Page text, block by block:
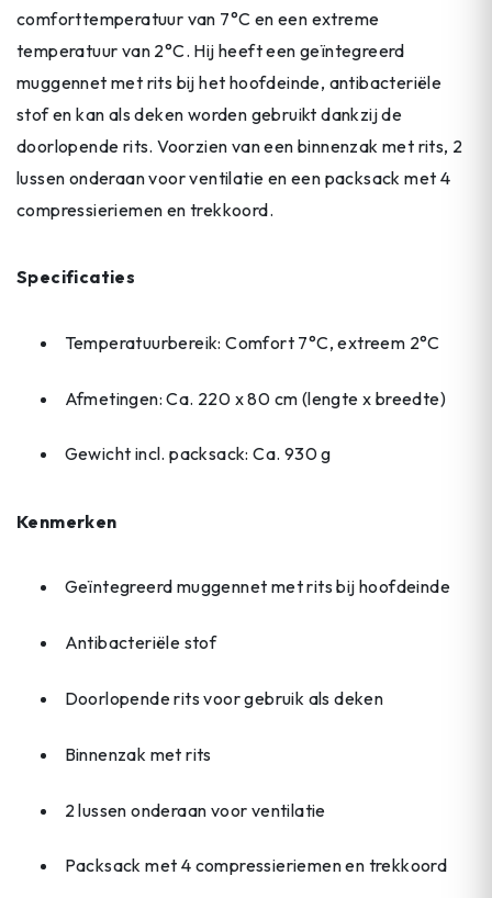
comforttemperatuur van 7°C en een extreme
temperatuur van 2°C. Hij heeft een geïntegreerd
muggennet met rits bij het hoofdeinde, antibacteriële
stof en kan als deken worden gebruikt dankzij de
doorlopende rits. Voorzien van een binnenzak met rits, 2
lussen onderaan voor ventilatie en een packsack met 4
compressieriemen en trekkoord.
Specificaties
Temperatuurbereik: Comfort 7°C, extreem 2°C
Afmetingen: Ca. 220 x 80 cm (lengte x breedte)
Gewicht incl. packsack: Ca. 930 g
Kenmerken
Geïntegreerd muggennet met rits bij hoofdeinde
Antibacteriële stof
Doorlopende rits voor gebruik als deken
Binnenzak met rits
2 lussen onderaan voor ventilatie
Packsack met 4 compressieriemen en trekkoord